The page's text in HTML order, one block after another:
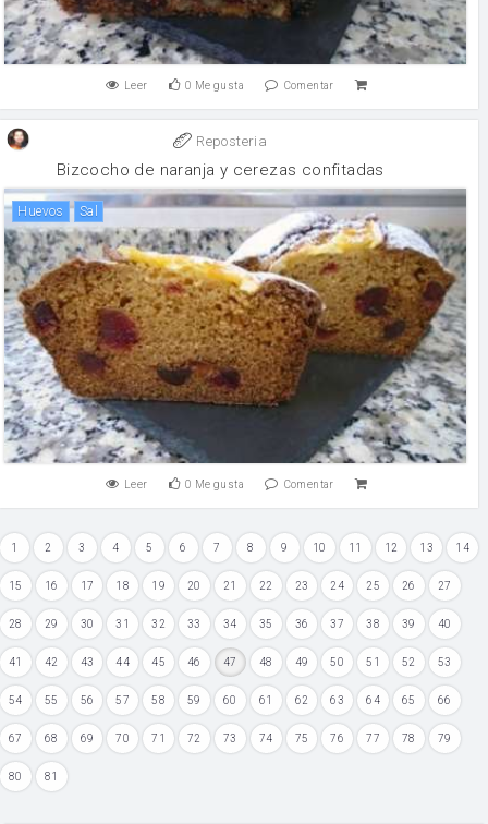
Leer 0 Me gusta Comentar
Reposteria
Bizcocho de naranja y cerezas confitadas
huevos sal
Leer 0 Me gusta Comentar
1 2 3 4 5 6 7 8 9 10 11 12 13 14
15 16 17 18 19 20 21 22 23 24 25 26 27
28 29 30 31 32 33 34 35 36 37 38 39 40
41 42 43 44 45 46 47 48 49 50 51 52 53
54 55 56 57 58 59 60 61 62 63 64 65 66
67 68 69 70 71 72 73 74 75 76 77 78 79
80 81